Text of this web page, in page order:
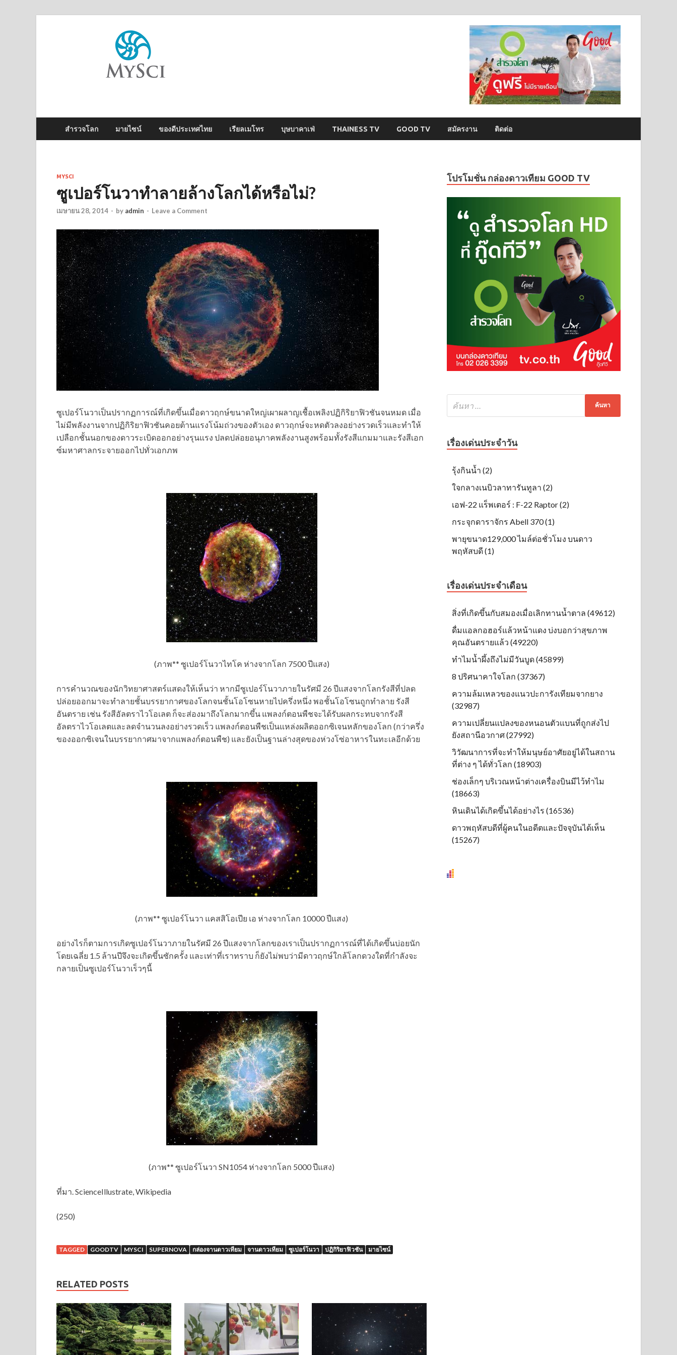
สำรวจโลก มายไซน์ ของดีประเทศไทย เรียลเมโทร บุษบาคาเฟ่ THAINESS TV GOOD TV สมัครงาน ติดต่อ
MYSCI
ซูเปอร์โนวาทำลายล้างโลกได้หรือไม่?
เมษายน 28, 2014 - by admin - Leave a Comment
ซูเปอร์โนวาเป็นปรากฏการณ์ที่เกิดขึ้นเมื่อดาวฤกษ์ขนาดใหญ่เผาผลาญเชื้อเพลิงปฏิกิริยาฟิวชันจนหมด เมื่อ
ไม่มีพลังงานจากปฏิกิริยาฟิวชันคอยต้านแรงโน้มถ่วงของตัวเอง ดาวฤกษ์จะหดตัวลงอย่างรวดเร็วและทำให้
เปลือกชั้นนอกของดาวระเบิดออกอย่างรุนแรง ปลดปล่อยอนุภาคพลังงานสูงพร้อมทั้งรังสีแกมมาและรังสีเอก
ซ์มหาศาลกระจายออกไปทั่วเอกภพ
(ภาพ** ซูเปอร์โนวาไทโค ห่างจากโลก 7500 ปีแสง)
การคำนวณของนักวิทยาศาสตร์แสดงให้เห็นว่า หากมีซูเปอร์โนวาภายในรัศมี 26 ปีแสงจากโลกรังสีที่ปลด
ปล่อยออกมาจะทำลายชั้นบรรยากาศของโลกจนชั้นโอโซนหายไปครึ่งหนึ่ง พอชั้นโอโซนถูกทำลาย รังสี
อันตราย เช่น รังสีอัลตราไวโอเลต ก็จะส่องมาถึงโลกมากขึ้น แพลงก์ตอนพืชจะได้รับผลกระทบจากรังสี
อัลตราไวโอเลตและลดจำนวนลงอย่างรวดเร็ว แพลงก์ตอนพืชเป็นแหล่งผลิตออกซิเจนหลักของโลก (กว่าครึ่ง
ของออกซิเจนในบรรยากาศมาจากแพลงก์ตอนพืช) และยังเป็นฐานล่างสุดของห่วงโซ่อาหารในทะเลอีกด้วย
(ภาพ** ซูเปอร์โนวา แคสสิโอเปีย เอ ห่างจากโลก 10000 ปีแสง)
อย่างไรก็ตามการเกิดซูเปอร์โนวาภายในรัศมี 26 ปีแสงจากโลกของเราเป็นปรากฏการณ์ที่ได้เกิดขึ้นบ่อยนัก
โดยเฉลี่ย 1.5 ล้านปีจึงจะเกิดขึ้นซักครั้ง และเท่าที่เราทราบ ก็ยังไม่พบว่ามีดาวฤกษ์ใกล้โลกดวงใดที่กำลังจะ
กลายเป็นซูเปอร์โนวาเร็วๆนี้
(ภาพ** ซูเปอร์โนวา SN1054 ห่างจากโลก 5000 ปีแสง)
ที่มา. ScienceIllustrate, Wikipedia
(250)
TAGGED GOODTV MYSCI SUPERNOVA กล่องจานดาวเทียม จานดาวเทียม ซูเปอร์โนวา ปฏิกิริยาฟิวชัน มายไซน์
RELATED POSTS
โปรโมชั่น กล่องดาวเทียม GOOD TV
เรื่องเด่นประจำวัน
รุ้งกินน้ำ (2)
ใจกลางเนบิวลาทารันทูลา (2)
เอฟ-22 แร็พเตอร์ : F-22 Raptor (2)
กระจุกดาราจักร Abell 370 (1)
พายุขนาด129,000 ไมล์ต่อชั่วโมง บนดาว
พฤหัสบดี (1)
เรื่องเด่นประจำเดือน
สิ่งที่เกิดขึ้นกับสมองเมื่อเลิกทานน้ำตาล (49612)
ดื่มแอลกอฮอร์แล้วหน้าแดง บ่งบอกว่าสุขภาพ
คุณอันตรายแล้ว (49220)
ทำไมน้ำผึ้งถึงไม่มีวันบูด (45899)
8 ปริศนาคาใจโลก (37367)
ความล้มเหลวของแนวปะการังเทียมจากยาง
(32987)
ความเปลี่ยนแปลงของหนอนตัวแบนที่ถูกส่งไป
ยังสถานีอวกาศ (27992)
วิวัฒนาการที่จะทำให้มนุษย์อาศัยอยู่ได้ในสถาน
ที่ต่าง ๆ ได้ทั่วโลก (18903)
ช่องเล็กๆ บริเวณหน้าต่างเครื่องบินมีไว้ทำไม
(18663)
หินเดินได้เกิดขึ้นได้อย่างไร (16536)
ดาวพฤหัสบดีที่ผู้คนในอดีตและปัจจุบันได้เห็น
(15267)